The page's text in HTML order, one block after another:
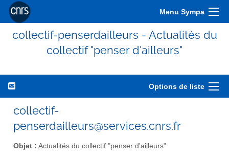
Menu Sympa
collectif-penserdailleurs - Actualités du
collectif "penser d'ailleurs"
Options de liste
collectif-
penserdailleurs@services.cnrs.fr
Objet : Actualités du collectif "penser d'ailleurs"